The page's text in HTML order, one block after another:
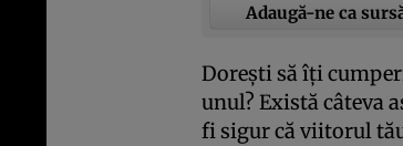
Adaugă-ne ca
Dorești să îți
unul? Există câteva
fi sigur că viitorul